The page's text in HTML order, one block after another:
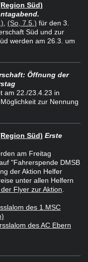
Süd)
(So, 7.5.) für den 3.
Süd und zur
werden am 26.3. um
Öffnung der
am 22./23.4.23 in
zur Nennung
Süd) Erste
am Freitag
"Fahrerspende DMSB
der Aktion Helfer
unter allen Helfern
Flyer zur Aktion
des 1.MSC
des AC Ebern